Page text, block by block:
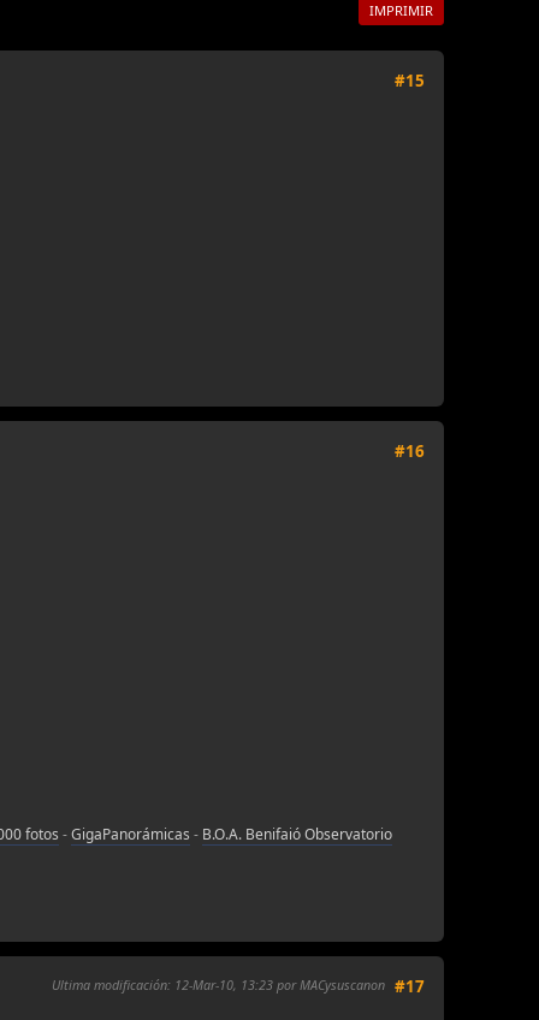
IMPRIMIR
#15
#16
fotos -GigaPanorámicas - B.O.A. Benifaió Observatorio
#17
Ultima modificación: 12-Mar-10, 13:23 por MACysuscanon